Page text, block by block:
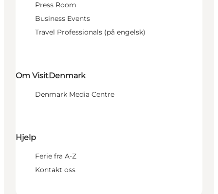
Press Room
Business Events
Travel Professionals (på engelsk)
Om VisitDenmark
Denmark Media Centre
Hjelp
Ferie fra A-Z
Kontakt oss